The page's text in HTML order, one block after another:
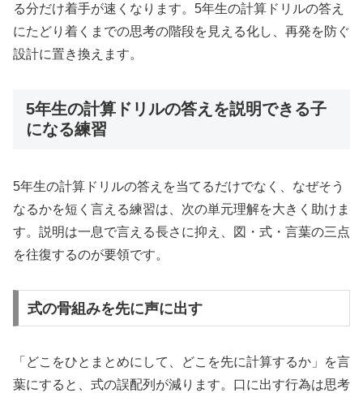
る分だけ着手が速くなります。5年生の計算ドリルの答え
にたどり着くまでの思考の階段を見える化し、再発を防ぐ
設計に置き換えます。
5年生の計算ドリルの答えを説明できる子
になる練習
5年生の計算ドリルの答えを当てるだけでなく、なぜそう
なるかを短く言える練習は、次の単元理解を大きく助けま
す。説明は一息で言える長さに抑え、図・式・言葉の三点
を往復するのが要領です。
式の骨組みを先に声に出す
「どこをひとまとめにして、どこを先に計算するか」を言
葉にすると、式の誤配列が減ります。口に出す行為は思考